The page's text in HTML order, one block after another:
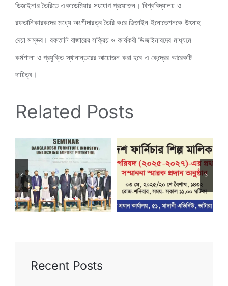
ডিজাইনার তৈরিতে একাডেমিয়ার সংযোগ প্রয়োজন। বিশ্ববিদ্যালয় ও
রফতানিকারকদের মধ্যে অংশীদারত্ব তৈরি করে ডিজাইন ইনোভেশনকে উৎসাহ
দেয়া সম্ভব। রফতানি বাজারের সক্রিয় ও কার্যকরী ডিজাইনারদের মাধ্যমে
কর্মশালা ও প্রযুক্তি স্থানান্তরের আয়োজন করা হবে এ কেন্দ্রের আরেকটি
দায়িত্ব।
Related Posts
Unlocking
The first
meeting of
Recent Posts